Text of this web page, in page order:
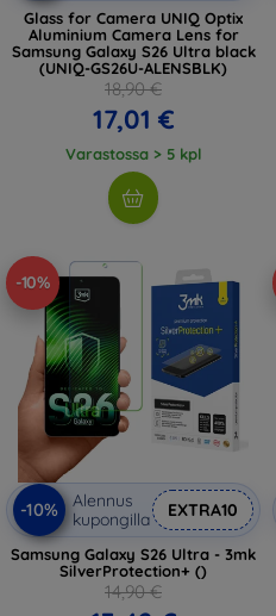
Glass for Camera UNIQ Optix
Aluminium Camera Lens for
Samsung Galaxy S26 Ultra black
(UNIQ-GS26U-ALENSBLK)
18,90 €
17,01 €
Varastossa > 5 kpl
-10%
-10%
Alennus
kupongilla
EXTRA10
Samsung Galaxy S26 Ultra - 3mk
SilverProtection+ ()
14,90 €